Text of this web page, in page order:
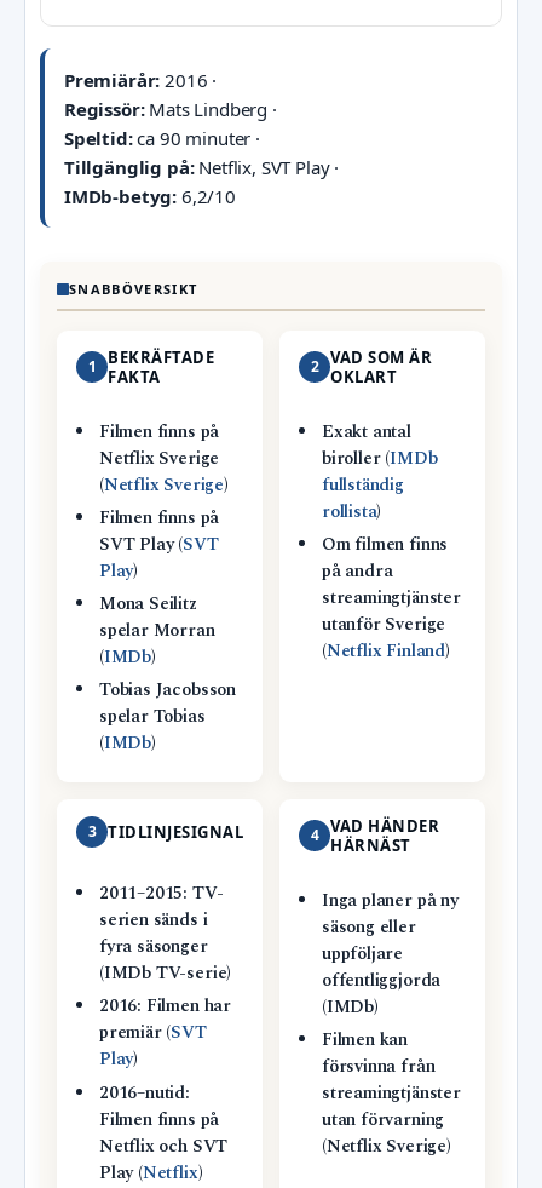
Premiärår: 2016 ·
Regissör:Mats Lindberg ·
Speltid:ca 90 minuter ·
Tillgänglig på:Netflix, SVT Play ·
IMDb-betyg: 6,2/10
SNABBÖVERSIKT
1
BEKRÄFTADE
FAKTA
Filmen finns på
Netflix Sverige
(Netflix Sverige)
Filmen finns på
SVT Play (SVT
Play)
Mona Seilitz
spelar Morran
(IMDb)
Tobias Jacobsson
spelar Tobias
(IMDb)
2 VAD SOM ÄR
OKLART
Exakt antal
biroller (IMDb
fullständig
rollista)
Om filmen finns
på andra
streamingtjänster
utanför Sverige
(Netflix Finland)
3 TIDLINJESIGNAL
2011–2015: TV-
serien sänds i
fyra säsonger
(IMDb TV-serie)
2016: Filmen har
premiär (SVT
Play)
2016–nutid:
Filmen finns på
Netflix och SVT
Play (Netflix)
4 VAD HÄNDER
HÄRNÄST
Inga planer på ny
säsong eller
uppföljare
offentliggjorda
(IMDb)
Filmen kan
försvinna från
streamingtjänster
utan förvarning
(Netflix Sverige)